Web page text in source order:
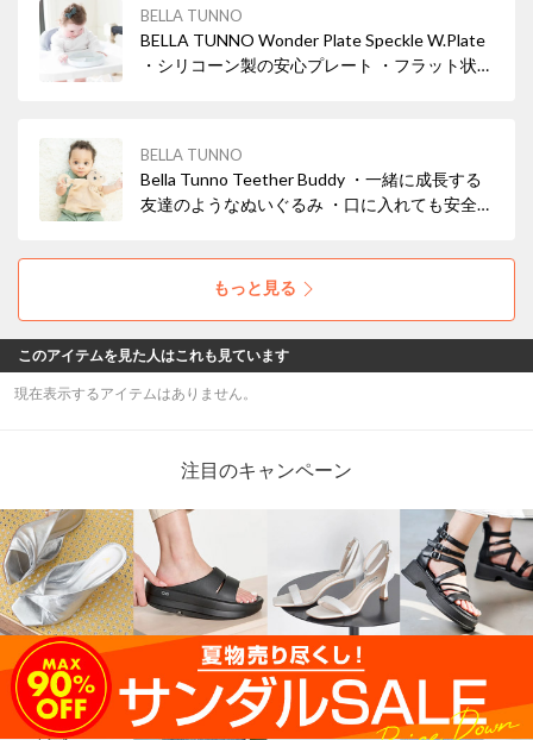
BELLA TUNNO
BELLA TUNNO Wonder Plate Speckle W.Plate
・シリコーン製の安心プレート ・フラット状の
BELLA TUNNO
Bella Tunno Teether Buddy ・一緒に成長する
友達のようなぬいぐるみ ・口に入れても安全な
もっと見る
このアイテムを見た人はこれも見ています
現在表示するアイテムはありません。
注目のキャンペーン